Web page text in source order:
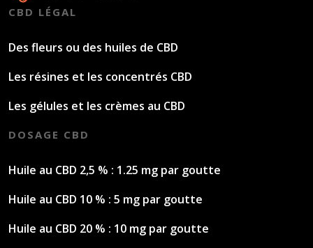
CBD LÉGAL
Des fleurs ou des huiles de CBD
Les résines et les concentrés CBD
Les gélules et les crèmes au CBD
DOSAGE CBD
Huile au CBD 2,5 % : 1.25 mg par goutte
Huile au CBD 10 % : 5 mg par goutte
Huile au CBD 20 % : 10 mg par goutte